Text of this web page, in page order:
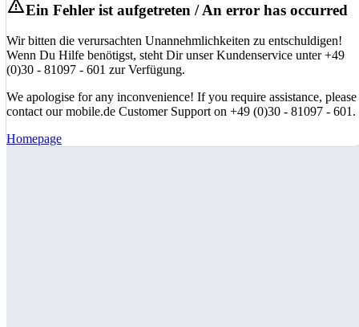
Ein Fehler ist aufgetreten / An error has occurred
Wir bitten die verursachten Unannehmlichkeiten zu entschuldigen!
Wenn Du Hilfe benötigst, steht Dir unser Kundenservice unter +49
(0)30 - 81097 - 601 zur Verfügung.
We apologise for any inconvenience! If you require assistance, please
contact our mobile.de Customer Support on +49 (0)30 - 81097 - 601.
Homepage